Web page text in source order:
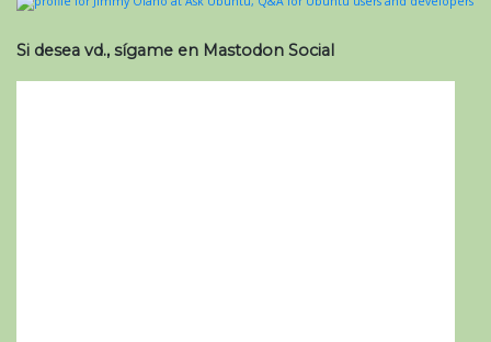
Si desea vd., sígame en Mastodon Social